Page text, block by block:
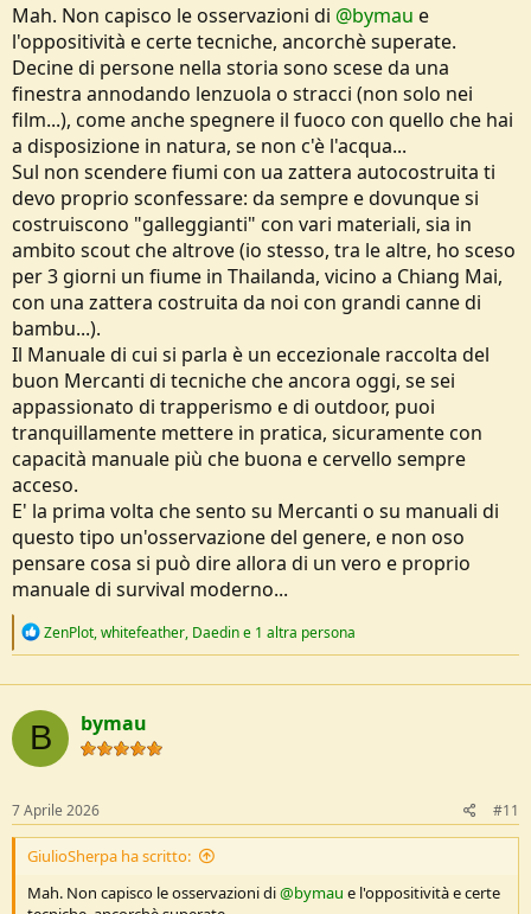
Mah. Non capisco le osservazioni di @bymau e
l'oppositività e certe tecniche, ancorchè superate.
Decine di persone nella storia sono scese da una
finestra annodando lenzuola o stracci (non solo nei
film...), come anche spegnere il fuoco con quello che hai
a disposizione in natura, se non c'è l'acqua...
Sul non scendere fiumi con ua zattera autocostruita ti
devo proprio sconfessare: da sempre e dovunque si
costruiscono "galleggianti" con vari materiali, sia in
ambito scout che altrove (io stesso, tra le altre, ho sceso
per 3 giorni un fiume in Thailanda, vicino a Chiang Mai,
con una zattera costruita da noi con grandi canne di
bambu...).
Il Manuale di cui si parla è un eccezionale raccolta del
buon Mercanti di tecniche che ancora oggi, se sei
appassionato di trapperismo e di outdoor, puoi
tranquillamente mettere in pratica, sicuramente con
capacità manuale più che buona e cervello sempre
acceso.
E' la prima volta che sento su Mercanti o su manuali di
questo tipo un'osservazione del genere, e non oso
pensare cosa si può dire allora di un vero e proprio
manuale di survival moderno...
R
c
t
i
o
n
ZenPlot,whitefeather, Daedine 1 altra persona
B bymau
7 Aprile 2026 #11
GiulioSherpa ha scritto:
Mah. Non capisco le osservazioni di@bymau e l'oppositività e certe